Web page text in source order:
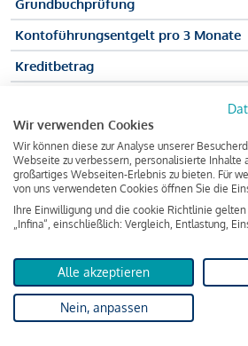
Grundbuchprüfung
Kontoführungsentgelt pro 3 Monate
Kreditbetrag
Zu zahlender Gesamtbetrag
Kreditvermittler
von 237.000 Euro ausgezahlt, um die
Darüber hinaus fallen aber noch einige
Grundbucheintragungsgebühr), sodass
Wir verwenden Cookies
Wir können diese zur Analyse unserer
Webseite zu verbessern, personalisierte Inhalte
großartiges Webseiten-Erlebnis zu bieten. Für
von uns verwendeten Cookies öffnen Sie die
Ihre Einwilligung und die cookie Richtlinie
„Infina“, einschließlich: Vergleich, Entlastung,
Alle akzeptieren
Nein, anpassen